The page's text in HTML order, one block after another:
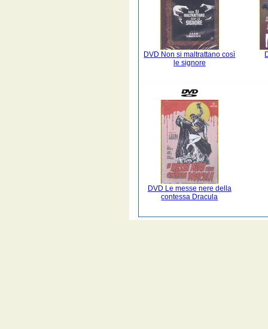
DVD Non si maltrattano così
le signore
DVD Le messe nere della
contessa Dracula